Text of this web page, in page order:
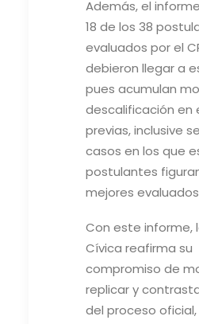
Además, el
18 de los 38
evaluados por el
debieron llegar a
pues acumulan
descalificación en
previas, inclusive
casos en los que
postulantes
mejores
Con este informe,
Cívica reafirma su
compromiso de
replicar y
del proceso oficial,